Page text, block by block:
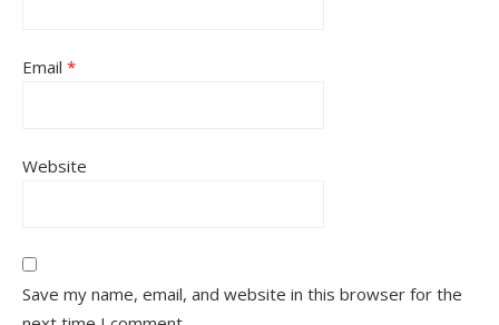
Email *
Website
Save my name, email, and website in this browser for the